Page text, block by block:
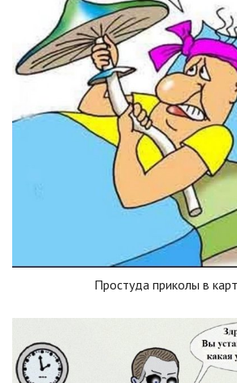
Простуда приколы в